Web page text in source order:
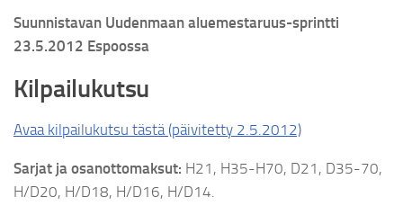
Suunnistavan Uudenmaan aluemestaruus-sprintti
23.5.2012 Espoossa
Kilpailukutsu
Avaa kilpailukutsu tästä (päivitetty 2.5.2012)
Sarjat ja osanottomaksut: H21, H35-H70, D21, D35-70,
H/D20, H/D18, H/D16, H/D14.